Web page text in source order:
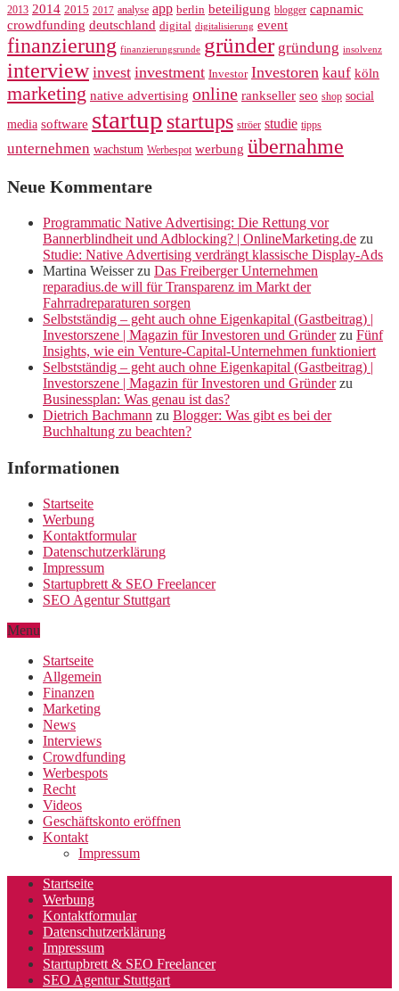
2013 2014 2015 2017 analyse app berlin beteiligung blogger capnamic
crowdfunding deutschland digital digitalisierung event
finanzierung finanzierungsrunde gründer gründung insolvenz
interview invest investment Investor Investoren kauf köln
marketing native advertising online rankseller seo shop social
media software startup startups ströer studie tipps
unternehmen wachstum Werbespot werbung übernahme
Neue Kommentare
Programmatic Native Advertising: Die Rettung vor
Bannerblindheit und Adblocking? | OnlineMarketing.de zu
Studie: Native Advertising verdrängt klassische Display-Ads
Martina Weisserzu Das Freiberger Unternehmen
reparadius.de will für Transparenz im Markt der
Fahrradreparaturen sorgen
Selbstständig – geht auch ohne Eigenkapital (Gastbeitrag) |
Investorszene | Magazin für Investoren und Gründerzu Fünf
Insights, wie ein Venture-Capital-Unternehmen funktioniert
Selbstständig – geht auch ohne Eigenkapital (Gastbeitrag) |
Investorszene | Magazin für Investoren und Gründerzu
Businessplan: Was genau ist das?
Dietrich Bachmann zu Blogger: Was gibt es bei der
Buchhaltung zu beachten?
Informationen
Startseite
Werbung
Kontaktformular
Datenschutzerklärung
Impressum
Startupbrett & SEO Freelancer
SEO Agentur Stuttgart
Menu
Startseite
Allgemein
Finanzen
Marketing
News
Interviews
Crowdfunding
Werbespots
Recht
Videos
Geschäftskonto eröffnen
Kontakt
Impressum
Startseite
Werbung
Kontaktformular
Datenschutzerklärung
Impressum
Startupbrett & SEO Freelancer
SEO Agentur Stuttgart